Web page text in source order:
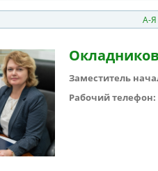
А-Я
Заместитель
Рабочий телефон: